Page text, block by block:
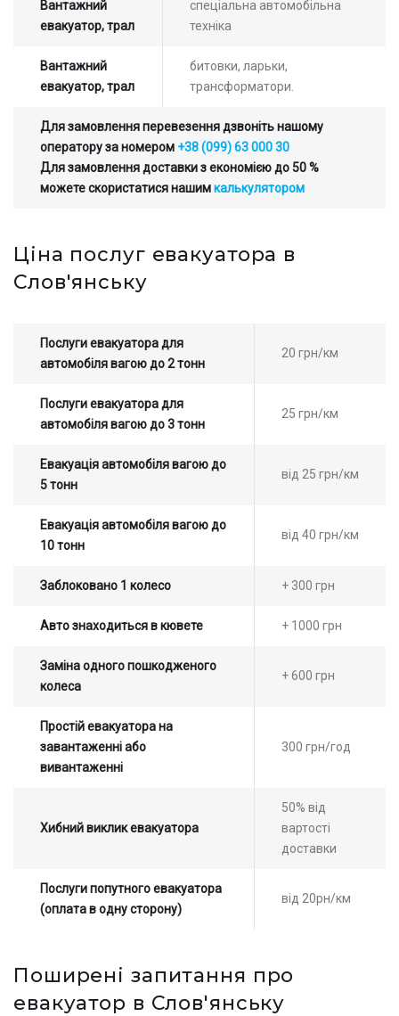
Вантажний
евакуатор, трал
спеціальна автомобільна
техніка
Вантажний
евакуатор, трал
битовки, ларьки,
трансформатори.
Для замовлення перевезення дзвоніть нашому
оператору за номером +38 (099) 63 000 30
Для замовлення доставки з економією до 50 %
можете скористатися нашимкалькулятором
Ціна послуг евакуатора в
Слов'янську
Послуги евакуатора для
автомобіля вагою до 2 тонн
20 грн/км
Послуги евакуатора для
автомобіля вагою до 3 тонн
25 грн/км
Евакуація автомобіля вагою до
5 тонн
від 25 грн/км
Евакуація автомобіля вагою до
10 тонн
від 40 грн/км
Заблоковано 1 колесо + 300 грн
Авто знаходиться в кювете + 1000 грн
Заміна одного пошкодженого
колеса
+ 600 грн
Простій евакуатора на
завантаженні або
вивантаженні
300 грн/год
Хибний виклик евакуатора
50% від
вартості
доставки
Послуги попутного евакуатора
(оплата в одну сторону)
від 20рн/км
Поширені запитання про
евакуатор в Слов'янську
Оставьте заявку на просчет
стоимости услуг с нашим
Залиште заявку на прорахунок
вартості послуг з нашим